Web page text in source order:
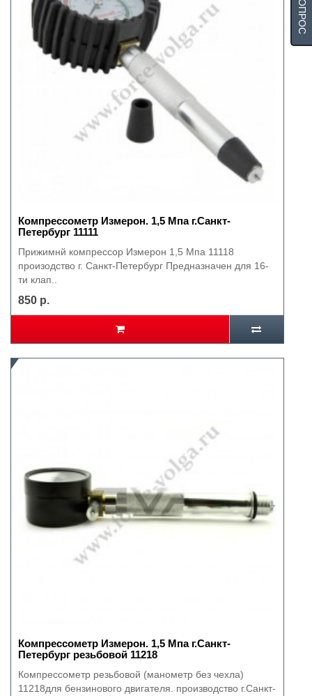
Компрессометр Измерон. 1,5 Мпа г.Санкт-
Петербург 11111
Прижимнй компрессор Измерон 1,5 Мпа 11118
произодство г. Санкт-Петербург Предназначен для 16-
ти клап..
850 р.
Компрессометр Измерон. 1,5 Мпа г.Санкт-
Петербург резьбовой 11218
Компрессометр резьбовой (манометр без чехла)
11218для бензинового двигателя. производство г.Санкт-